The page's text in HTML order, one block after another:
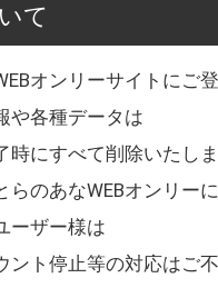
て
オンリーサイトにご
や各種データは
時にすべて削除いたしま
らのあなWEBオンリー
ーザー様は
ント停止等の対応はご不